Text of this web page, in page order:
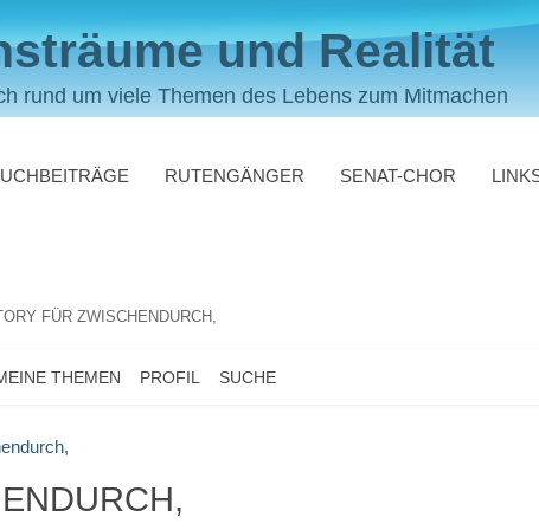
und Realität
rund um viele Themen des Lebens zum Mitmachen
RUTENGÄNGER SENAT-CHOR
FÜR ZWISCHENDURCH,
THEMEN PROFIL SUCHE